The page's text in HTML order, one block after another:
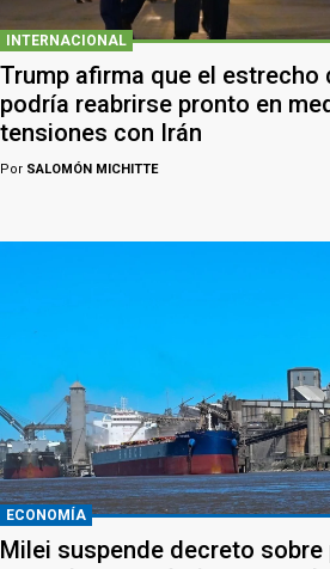
INTERNACIONAL
Trump afirma que el estrecho
podría reabrirse pronto en
tensiones con Irán
Por SALOMÓN MICHITTE
ECONOMÍA
Milei suspende decreto sobre